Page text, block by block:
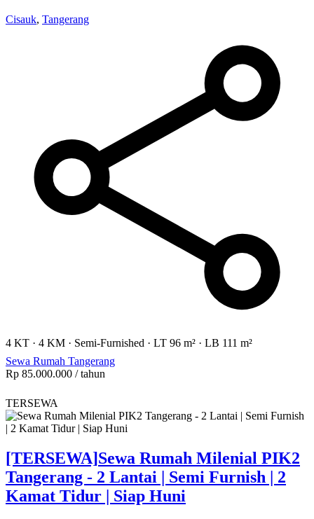
Cisauk, Tangerang
4 KT · 4 KM · Semi-Furnished · LT 96 m² · LB 111 m²
Sewa Rumah Tangerang
Rp 85.000.000 / tahun
TERSEWA
[TERSEWA]Sewa Rumah Milenial PIK2
Tangerang - 2 Lantai | Semi Furnish | 2
Kamat Tidur | Siap Huni